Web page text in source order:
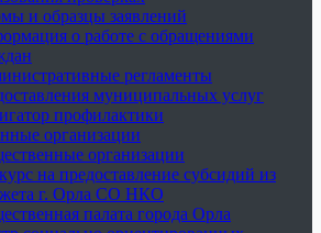
и образцы заявлений
о работе с обращениями
регламенты
муниципальных услуг
профилактики
организации
организации
на предоставление субсидий из
г. Орла СО НКО
палата города Орла